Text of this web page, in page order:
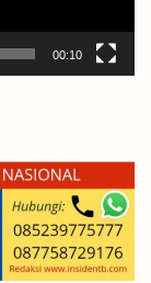
00:10